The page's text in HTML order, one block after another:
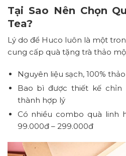
Tại Sao Nên Chọn
Tea?
Lý do để Huco luôn là một
cung cấp quà tặng trà thảo
Nguyên liệu sạch, 100%
Bao bì được thiết kế chỉn
thành hợp lý
Có nhiều combo quà linh
99.000đ – 299.000đ